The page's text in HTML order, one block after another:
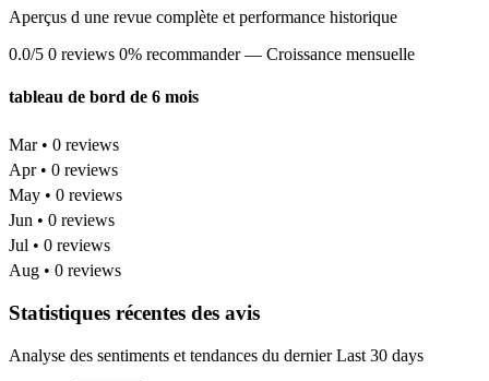
Aperçus d une revue complète et performance historique
0.0/5 0 reviews 0% recommander — Croissance mensuelle
tableau de bord de 6 mois
Mar • 0 reviews
Apr • 0 reviews
May • 0 reviews
Jun • 0 reviews
Jul • 0 reviews
Aug • 0 reviews
Statistiques récentes des avis
Analyse des sentiments et tendances du dernier Last 30 days